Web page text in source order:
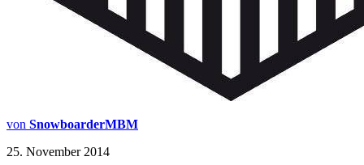
von SnowboarderMBM
25. November 2014